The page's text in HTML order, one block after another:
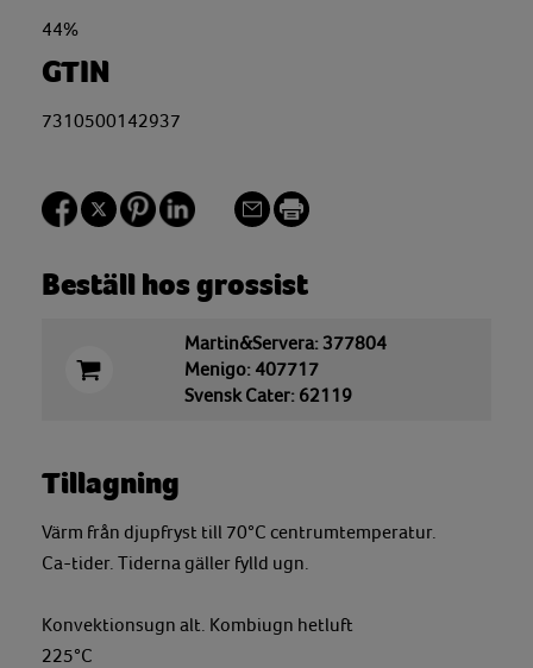
44%
GTIN
7310500142937
Beställ hos grossist
Martin&Servera: 377804
Menigo: 407717
Svensk Cater: 62119
Tillagning
Värm från djupfryst till 70°C centrumtemperatur.
Ca-tider. Tiderna gäller fylld ugn.
Konvektionsugn alt. Kombiugn hetluft
225°C